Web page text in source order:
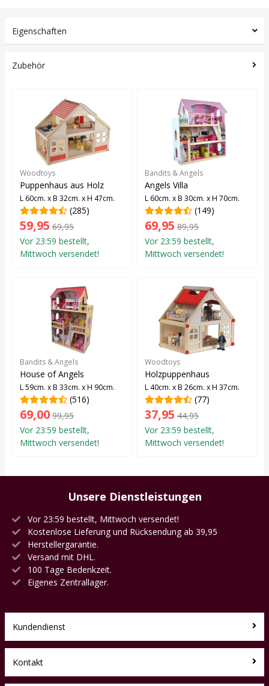
Eigenschaften
Zubehör
Woodtoys
Puppenhaus aus Holz
L 60cm. x B 32cm. x H 47cm.
(285)
59,95 69,95
Vor 23:59 bestellt,
Mittwoch versendet!
Bandits & Angels
Angels Villa
L 60cm. x B 30cm. x H 70cm.
(149)
69,95 89,95
Vor 23:59 bestellt,
Mittwoch versendet!
Bandits & Angels
House of Angels
L 59cm. x B 33cm. x H 90cm.
(516)
69,00 99,95
Vor 23:59 bestellt,
Mittwoch versendet!
Woodtoys
Holzpuppenhaus
L 40cm. x B 26cm. x H 37cm.
(77)
37,95 44,95
Vor 23:59 bestellt,
Mittwoch versendet!
Unsere Dienstleistungen
Vor 23:59 bestellt, Mittwoch versendet!
Kostenlose Lieferung und Rücksendung ab 39,95
Herstellergarantie.
Versand mit DHL.
100 Tage Bedenkzeit.
Eigenes Zentrallager.
Kundendienst
Kontakt